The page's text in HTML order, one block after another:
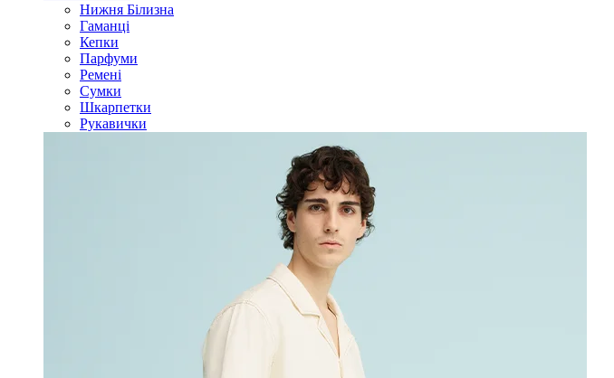
Нижня Білизна
Гаманці
Кепки
Парфуми
Ремені
Сумки
Шкарпетки
Рукавички